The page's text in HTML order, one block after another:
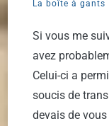
La boîte à gants
Si vous me
avez
Celui-ci a
soucis de
devais de